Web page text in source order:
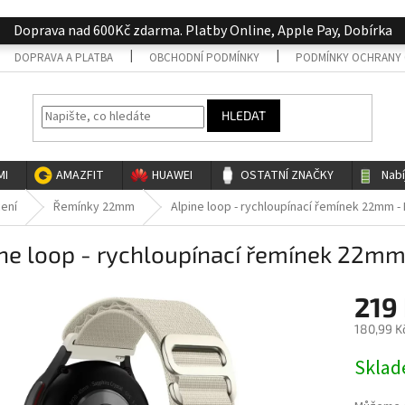
Doprava nad 600Kč zdarma. Platby Online, Apple Pay, Dobírka
DOPRAVA A PLATBA OBCHODNÍ PODMÍNKY PODMÍNKY OCHRANY
HLEDAT
AMAZFIT HUAWEI OSTATNÍ ZNAČKY
Řemínky 22mm Alpine loop - rychloupínací řemínek 22mm -
loop - rychloupínací řemínek
219
180,99
cena: